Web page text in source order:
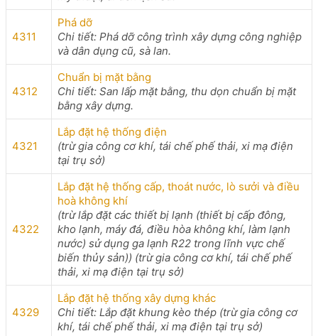
4311
Phá dỡ
Chi tiết: Phá dỡ công trình xây dựng công nghiệp
và dân dụng cũ, sà lan.
4312
Chuẩn bị mặt bằng
Chi tiết: San lấp mặt bằng, thu dọn chuẩn bị mặt
bằng xây dựng.
4321
Lắp đặt hệ thống điện
(trừ gia công cơ khí, tái chế phế thải, xi mạ điện
tại trụ sở)
4322
Lắp đặt hệ thống cấp, thoát nước, lò sưởi và điều
hoà không khí
(trừ lắp đặt các thiết bị lạnh (thiết bị cấp đông,
kho lạnh, máy đá, điều hòa không khí, làm lạnh
nước) sử dụng ga lạnh R22 trong lĩnh vực chế
biến thủy sản)) (trừ gia công cơ khí, tái chế phế
thải, xi mạ điện tại trụ sở)
4329
Lắp đặt hệ thống xây dựng khác
Chi tiết: Lắp đặt khung kèo thép (trừ gia công cơ
khí, tái chế phế thải, xi mạ điện tại trụ sở)